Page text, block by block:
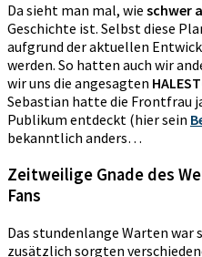
Da sieht man mal, wie schwer
Geschichte ist. Selbst diese
aufgrund der aktuellen
werden. So hatten auch wir
wir uns die angesagten
Sebastian hatte die Frontfrau
Publikum entdeckt (hier sein
bekanntlich anders…
Zeitweilige Gnade des
Fans
Das stundenlange Warten war
zusätzlich sorgten